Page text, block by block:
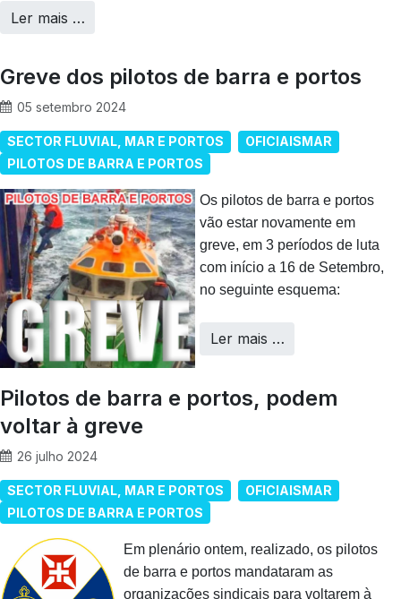
Ler mais …
Greve dos pilotos de barra e portos
05 setembro 2024
SECTOR FLUVIAL, MAR E PORTOS
OFICIAISMAR
PILOTOS DE BARRA E PORTOS
Os pilotos de barra e portos
vão estar novamente em
greve, em 3 períodos de luta
com início a 16 de Setembro,
no seguinte esquema:
Ler mais …
Pilotos de barra e portos, podem
voltar à greve
26 julho 2024
SECTOR FLUVIAL, MAR E PORTOS
OFICIAISMAR
PILOTOS DE BARRA E PORTOS
Em plenário ontem, realizado, os pilotos
de barra e portos mandataram as
organizações sindicais para voltarem à